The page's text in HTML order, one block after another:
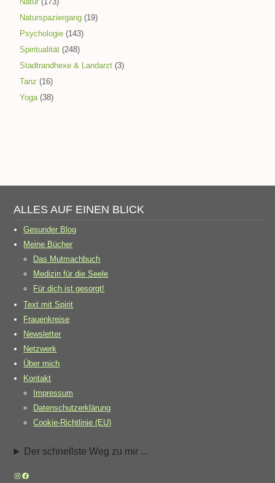
Naturspaziergang (19)
Psychologie (143)
Spiritualität (248)
Stadtrandhexe & Landarzt (3)
Tanz (16)
Yoga(38)
ALLES AUF EINEN BLICK
Gesunder Blog
Meine Bücher
Das Mutmachbuch
Medizin für die Seele
Für dich ist gesorgt!
Text mit Spirit
Frauenkreise
Newsletter
Netzwerk
Über mich
Kontakt
Impressum
Datenschutzerklärung
Cookie-Richtlinie (EU)
Der schnellste Weg zu mir ...
Instagram
Facebook